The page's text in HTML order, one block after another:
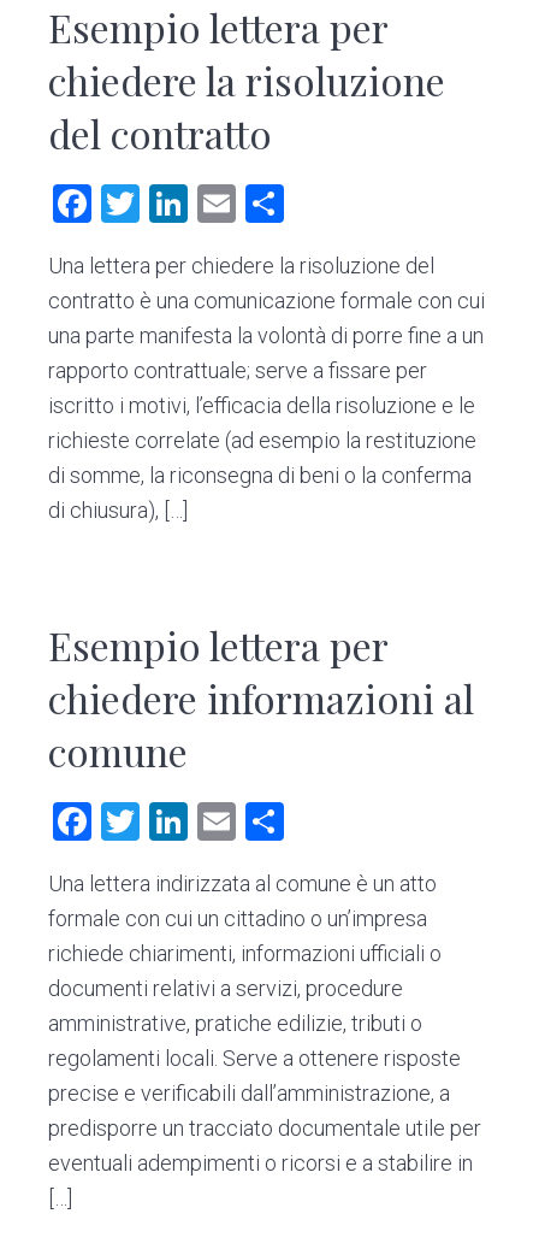
Esempio lettera per
chiedere la risoluzione
del contratto​
F
ce
b
o
ok
T
tt
er
Li
e
dI
n
E
ai
l
n
di
vi
di
Una lettera per chiedere la risoluzione del
contratto è una comunicazione formale con cui
una parte manifesta la volontà di porre fine a un
rapporto contrattuale; serve a fissare per
iscritto i motivi, l’efficacia della risoluzione e le
richieste correlate (ad esempio la restituzione
di somme, la riconsegna di beni o la conferma
di chiusura), […]
Esempio lettera per
chiedere informazioni al
comune​
F
ce
b
o
ok
T
tt
er
Li
e
dI
n
E
ai
l
n
di
vi
di
Una lettera indirizzata al comune è un atto
formale con cui un cittadino o un’impresa
richiede chiarimenti, informazioni ufficiali o
documenti relativi a servizi, procedure
amministrative, pratiche edilizie, tributi o
regolamenti locali. Serve a ottenere risposte
precise e verificabili dall’amministrazione, a
predisporre un tracciato documentale utile per
eventuali adempimenti o ricorsi e a stabilire in
[…]